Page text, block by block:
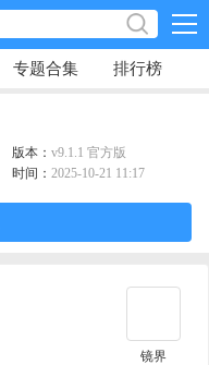
专题合集 排行榜
版本： v9.1.1 官方版
时间： 2025-10-21 11:17
镜界